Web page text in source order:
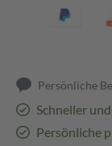
Persönliche
Schneller
Persönliche